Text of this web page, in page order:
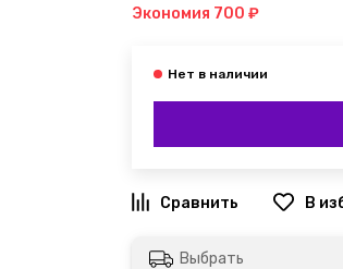
Экономия 700 ₽
Выбрать